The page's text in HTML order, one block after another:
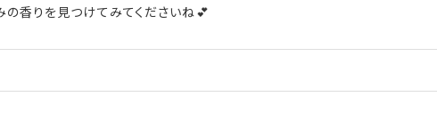
の香りを見つけてみてくださいね💕